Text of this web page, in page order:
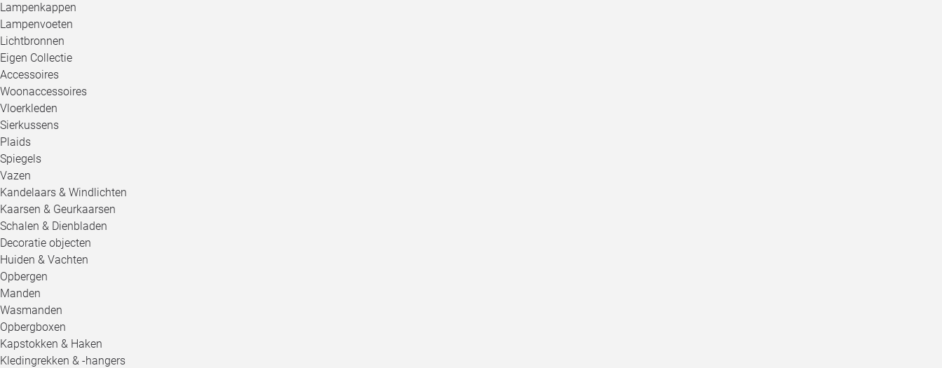
Lampenkappen
Lampenvoeten
Lichtbronnen
Eigen Collectie
Accessoires
Woonaccessoires
Vloerkleden
Sierkussens
Plaids
Spiegels
Vazen
Kandelaars & Windlichten
Kaarsen & Geurkaarsen
Schalen & Dienbladen
Decoratie objecten
Huiden & Vachten
Opbergen
Manden
Wasmanden
Opbergboxen
Kapstokken & Haken
Kledingrekken & -hangers